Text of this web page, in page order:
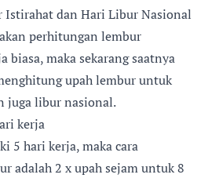
Istirahat dan Hari Libur Nasional
perhitungan lembur
biasa, maka sekarang saatnya
upah lembur untuk
juga libur nasional.
kerja
5 hari kerja, maka cara
adalah 2 x upah sejam untuk 8